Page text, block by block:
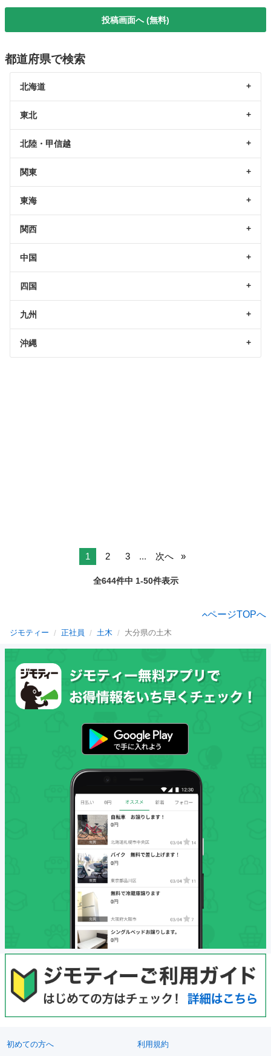
投稿画面へ (無料)
都道府県で検索
北海道
東北
北陸・甲信越
関東
東海
関西
中国
四国
九州
沖縄
1 2 3 ... 次へ
全644件中 1-50件表示
ページTOPへ
ジモティー 正社員 土木 大分県の土木
初めての方へ 利用規約